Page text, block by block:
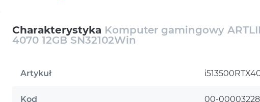
przełom w technologii renderingu, oferując
niezrównaną jakość grafiki przy zachowaniu
pamięci GDDR6X, zapewnia wysoką
co jest kluczowe dla najnowszych gier i
Charakterystyka Komputer gamingowy
4070 12GB SN32102Win
Artykuł
Kod 00-00003228